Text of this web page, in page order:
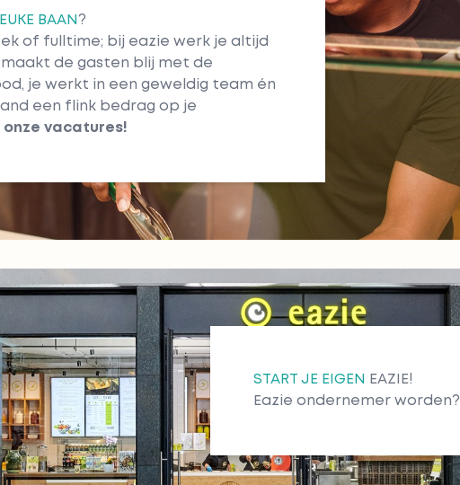
BAAN ?
of fulltime; bij eazie werk je altijd
de gasten blij met de
je werkt in een geweldig team én
een flink bedrag op je
onze vacatures!
START JE EIGEN
EAZIE!
Eazie ondernemer worden?